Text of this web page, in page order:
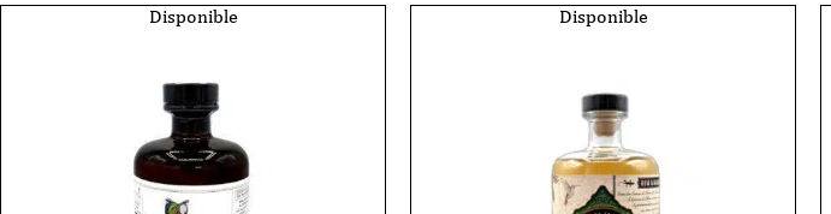
Disponible Disponible